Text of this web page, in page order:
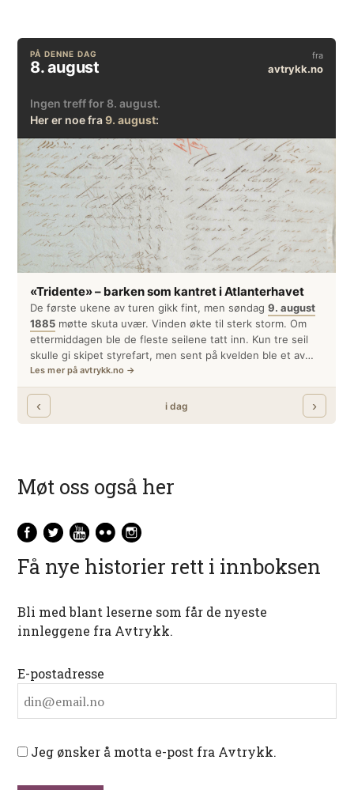
Møt oss også her
Få nye historier rett i innboksen
Bli med blant leserne som får de nyeste
innleggene fra Avtrykk.
E-postadresse
Jeg ønsker å motta e-post fra Avtrykk.